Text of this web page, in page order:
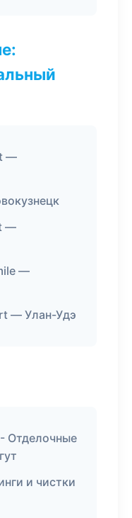
—
—
—
— Улан-Удэ
Отделочные
и чистки